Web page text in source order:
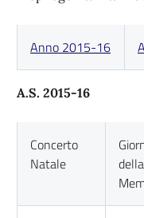
Anno 2015-16
A.S. 2015-16
Concerto
Natale
della